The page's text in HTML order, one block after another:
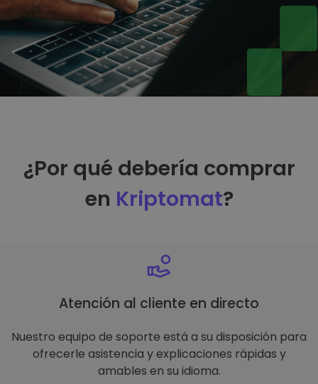
¿Por qué debería comprar
en Kriptomat?
Atención al cliente en directo
Nuestro equipo de soporte está a su disposición para
ofrecerle asistencia y explicaciones rápidas y
amables en su idioma.